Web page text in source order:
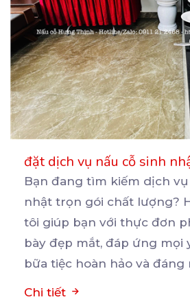
đặt dịch vụ nấu cỗ sinh
Bạn đang tìm kiếm dịch
nhật trọn gói chất lượng?
tôi giúp bạn với thực đơn
bày đẹp mắt, đáp ứng mọi
bữa tiệc hoàn hảo và đáng
Chi tiết